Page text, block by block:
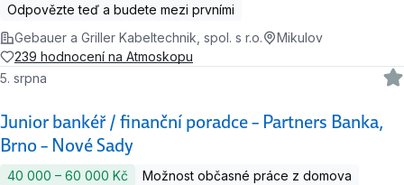
Odpovězte teď a budete mezi prvními
Gebauer a Griller Kabeltechnik, spol. s r.o.
Mikulov
239 hodnocení na Atmoskopu
Junior bankéř / finanční poradce – Partners Banka,
Brno – Nové Sady
5. srpna
40 000 ‍–‍ 60 000 Kč
Možnost občasné práce z domova